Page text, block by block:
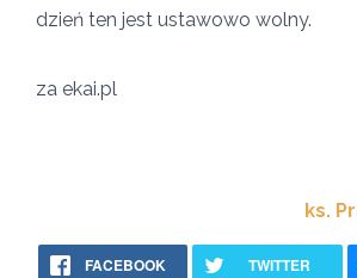
dzień ten jest ustawowo wolny.
za ekai.pl
ks.
FACEBOOK TWITTER